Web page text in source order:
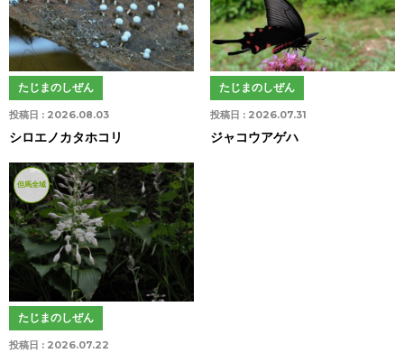
投稿日 : 2026.08.03
たじまのしぜん
シロエノカタホコリ
投稿日 : 2026.07.31
たじまのしぜん
ジャコウアゲハ
但馬全域
投稿日 : 2026.07.22
たじまのしぜん